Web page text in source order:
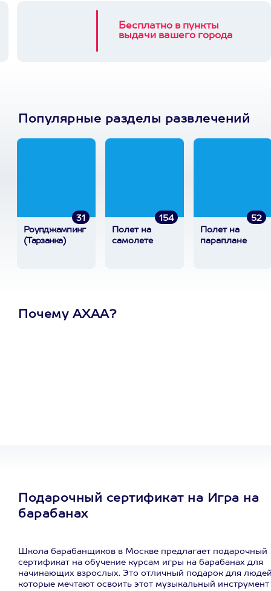
Бесплатно в пункты
выдачи вашего города
Популярные разделы развлечений
31
Роупджампинг
(Тарзанка)
154
Полет на
самолете
52
Полет на
параплане
Почему АХАА?
Подарочный сертификат на Игра на
барабанах
Школа барабанщиков в Москве предлагает подарочный
сертификат на обучение курсам игры на барабанах для
начинающих взрослых. Это отличный подарок для
которые мечтают освоить этот музыкальный инструмент